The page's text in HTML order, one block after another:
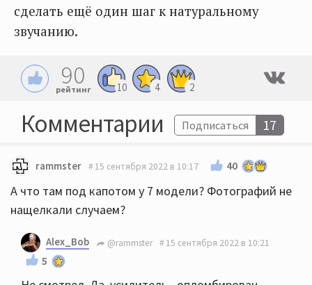
сделать ещё один шаг к натуральному
звучанию.
90
рейтинг 10 4 2
Комментарии Подписаться 17
rammster 15 сентября 2022 в 10:17 40
А что там под капотом у 7 модели? Фотографий не
нащелкали случаем?
Alex_Bob @rammster 15 сентября 2022 в 10:21
5